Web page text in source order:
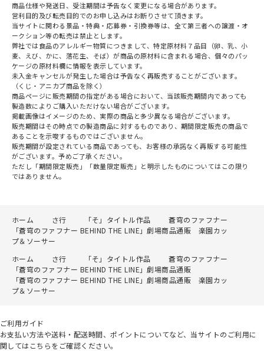
商品仕様や発送日、受注期間は予告なく変更になる場合があります。
営利目的及び転売目的でのお申し込みはお断りさせて頂きます。
当サイトに関わる景品・特典・応募券・引換券等は、全て第三者への譲渡・オ
ークション等の転売は禁止とします。
弊社では食品のアレルギー物質につきまして、特定原材料７品目（卵、乳、小
麦、えび、かに、落花生、そば）が商品の原材料に含まれる場合、個々のパッ
ケージの原材料欄に情報を表示しています。
未入金キャンセルが発生した場合は予告なく再販売することがございます。
（くじ・アニカプ商品を除く）
商品ページに販売期間の指定がある場合において、当該販売期間内であっても
製造数によりご購入いただけない場合がございます。
掲載画像はイメージのため、実際の商品と多少異なる場合がございます。
販売期間はその時点での製造商品に対するものであり、期間限定販売の商品で
あることを示唆するものではございません。
販売期間が設定されている商品であっても、お客様の承諾なく再販する可能性
がございます。予めご了承ください。
ただし「期間限定販売」「数量限定販売」と明示したものについてはこの限り
ではありません。
ホーム さ行 「そ」タイトル作品
蒼穹のファフナー
「蒼穹のファフナー BEHIND THE LINE」劇場商品通販 楽園カッ
プ＆ソーサー
ホーム
さ行 「そ」タイトル作品
蒼穹のファフナー
「蒼穹のファフナー BEHIND THE LINE」劇場商品通販
「蒼穹のファフナー BEHIND THE LINE」劇場商品通販 楽園カッ
プ＆ソーサー
ご利用ガイド
お支払い方法や送料・配送時間、ポイントについてなど、当サイトのご利用に
関してはこちらをご確認ください。